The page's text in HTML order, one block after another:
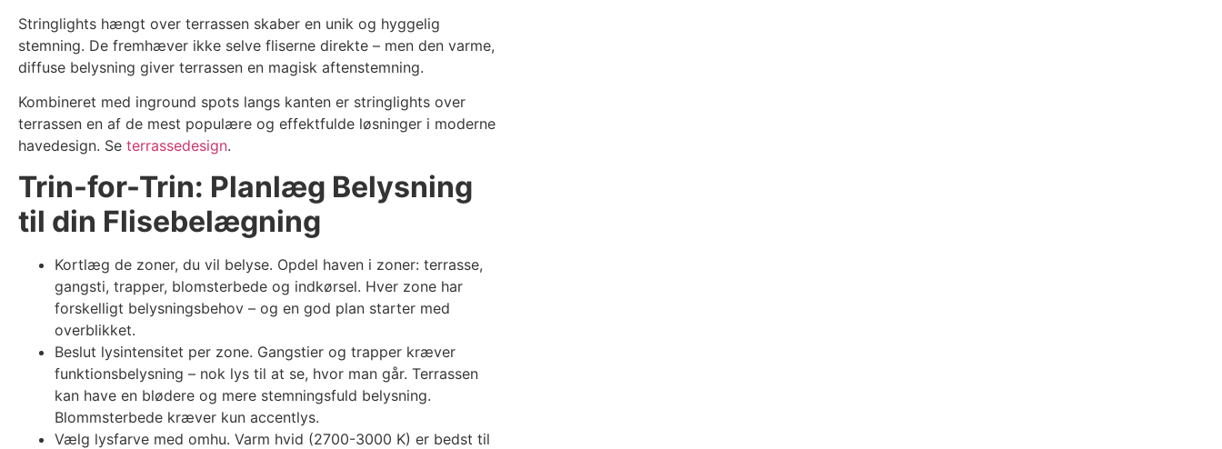
Stringlights hængt over terrassen skaber en unik og hyggelig
stemning. De fremhæver ikke selve fliserne direkte – men den varme,
diffuse belysning giver terrassen en magisk aftenstemning.
Kombineret med inground spots langs kanten er stringlights over
terrassen en af de mest populære og effektfulde løsninger i moderne
havedesign. Se terrassedesign.
Trin-for-Trin: Planlæg Belysning
til din Flisebelægning
Kortlæg de zoner, du vil belyse. Opdel haven i zoner: terrasse,
gangsti, trapper, blomsterbede og indkørsel. Hver zone har
forskelligt belysningsbehov – og en god plan starter med
overblikket.
Beslut lysintensitet per zone. Gangstier og trapper kræver
funktionsbelysning – nok lys til at se, hvor man går. Terrassen
kan have en blødere og mere stemningsfuld belysning.
Blommsterbede kræver kun accentlys.
Vælg lysfarve med omhu. Varm hvid (2700-3000 K) er bedst til